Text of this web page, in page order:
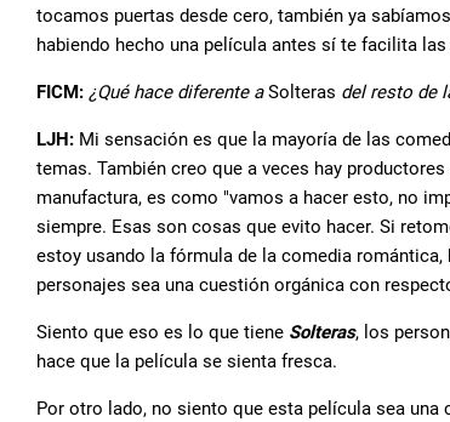
tocamos puertas desde cero, también ya
habiendo hecho una película antes sí te facilita
FICM: ¿Qué hace diferente aSolteras del resto de
LJH: Mi sensación es que la mayoría de las
temas. También creo que a veces hay
manufactura, es como "vamos a hacer esto, no
siempre. Esas son cosas que evito hacer. Si
estoy usando la fórmula de la comedia
personajes sea una cuestión orgánica con
Siento que eso es lo que tiene Solteras, los
hace que la película se sienta fresca.
Por otro lado, no siento que esta película sea